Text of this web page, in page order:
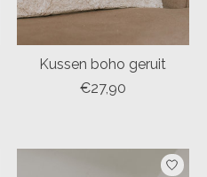
Kussen boho geruit
€27,90